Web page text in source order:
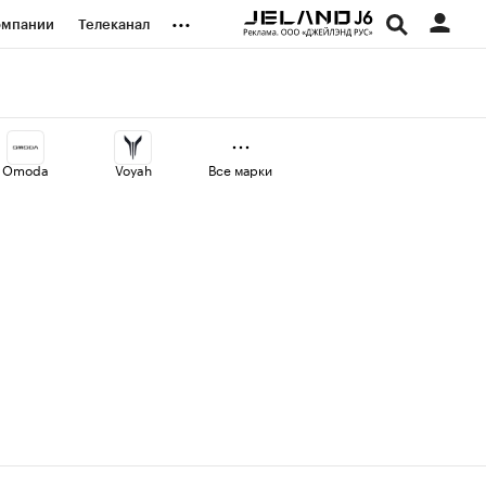
Телеканал ...
Omoda Voyah Все марки